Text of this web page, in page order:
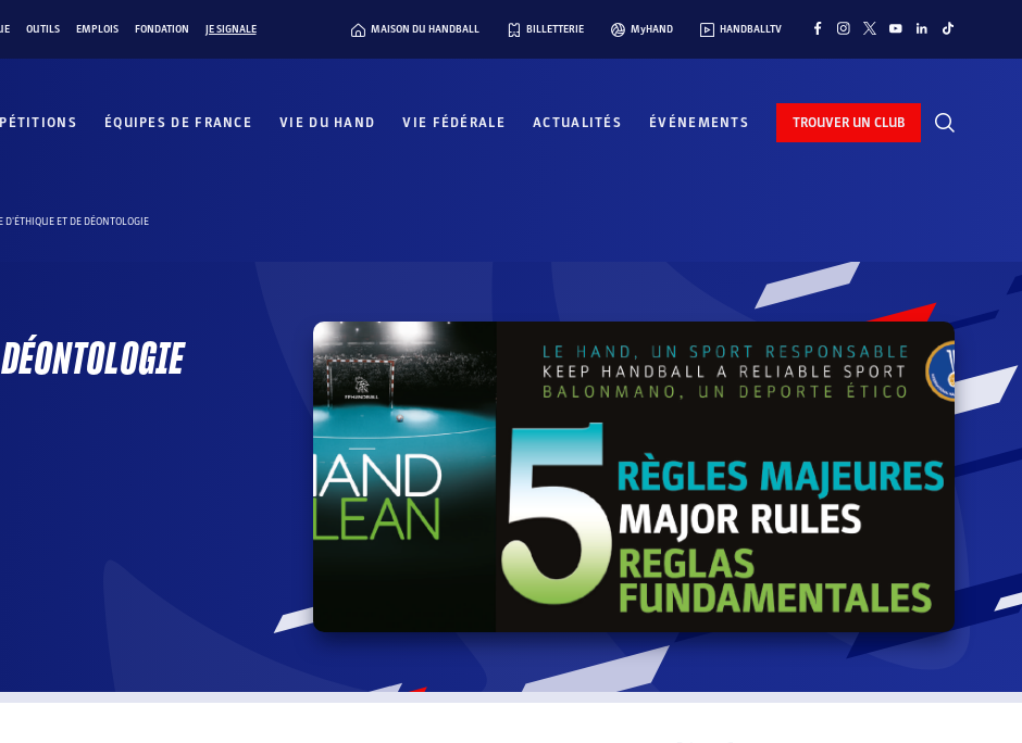
OUTILS EMPLOIS FONDATION JE SIGNALE MAISON DU HANDBALL BILLETTERIE MyHAND HANDBALLTV
ÉQUIPES DE FRANCE VIE DU HAND VIE FÉDÉRALE ACTUALITÉS ÉVÉNEMENTS TROUVER UN CLUB
D'ÉTHIQUE ET DE DÉONTOLOGIE